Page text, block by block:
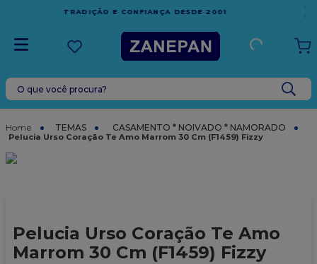
EM COMPRAS ACIMA DE R$1.000,00 PARA O
ESPÍRITO SANTO
O que você procura?
TEMAS CASAMENTO * NOIVADO * NAMORADO
Pelucia Urso Coração Te Amo Marrom 30 Cm (F1459) Fizzy
Pelucia Urso Coração Te Amo
Marrom 30 Cm (F1459) Fizzy
TERMOS MAIS BUSCADOS
vela
6º